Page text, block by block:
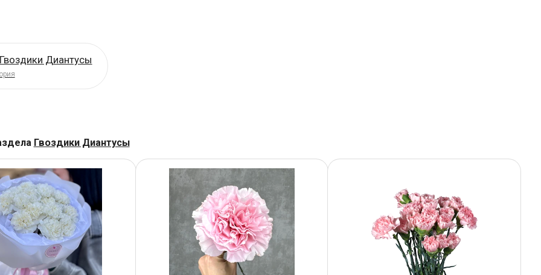
Диантусы
Гвоздики Диантусы